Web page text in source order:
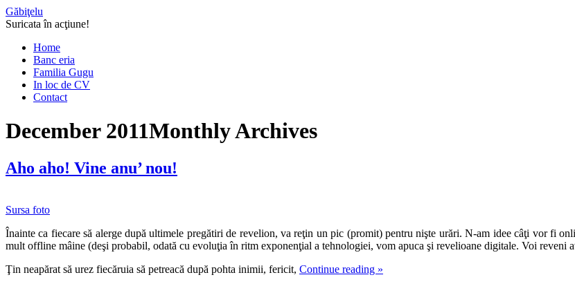
Găbiţelu
Suricata în acţiune!
Home
Banc eria
Familia Gugu
In loc de CV
Contact
December 2011Monthly Archives
Aho aho! Vine anu’ nou!
Sursa foto
Înainte ca fiecare să alerge după ultimele pregătiri de revelion, va reţin un pic (promit) pentru nişte urări. N-am idee câţi vor fi
mult offline mâine (deşi probabil, odată cu evoluţia în ritm exponenţial a tehnologiei, vom apuca şi revelioane digitale. Voi
Ţin neapărat să urez fiecăruia să petreacă după pohta inimii, fericit, Continue reading »